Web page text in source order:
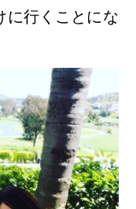
に行くことにな